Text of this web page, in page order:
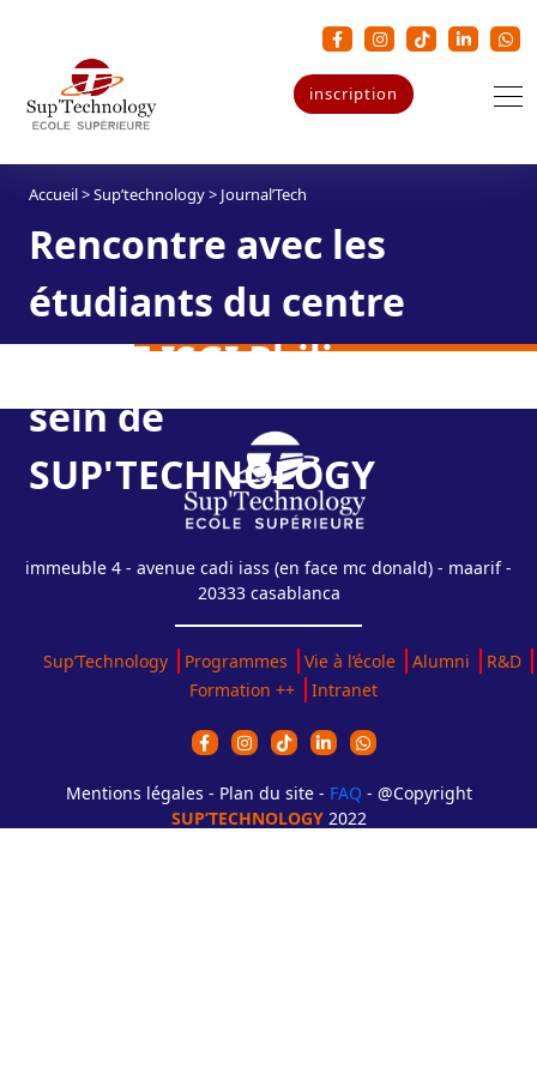
inscription
Accueil>Sup’technology> Journal’Tech
Rencontre avec les
étudiants du centre
OFPPT ISGI Philips au
sein de
SUP'TECHNOLOGY
immeuble 4 - avenue cadi iass (en face mc donald) - maarif -
20333 casablanca
Sup’Technology Programmes Vie à l’école Alumni
R&D
Formation ++
Intranet
Mentions légales - Plan du site - FAQ - @Copyright
SUP’TECHNOLOGY2022